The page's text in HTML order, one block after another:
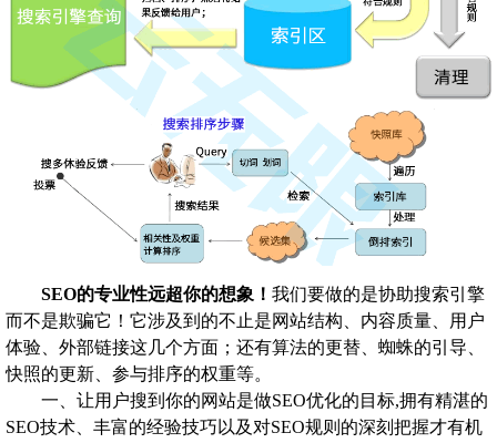
SEO的专业性远超你的想象！ 我们要做的是协助搜索引擎
而不是欺骗它！它涉及到的不止是网站结构、内容质量、用户
体验、外部链接这几个方面；还有算法的更替、蜘蛛的引导、
快照的更新、参与排序的权重等。
一、让用户搜到你的网站是做SEO优化的目标,拥有精湛的
SEO技术、丰富的经验技巧以及对SEO规则的深刻把握才有机